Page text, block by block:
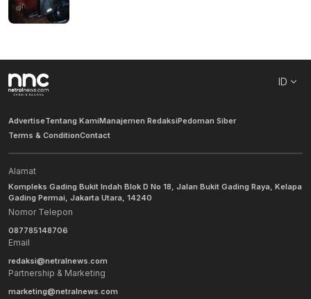
ID
AdvertiseTentang KamiManajemen RedaksiPedoman Siber
Terms & ConditionContact
Alamat
Kompleks Gading Bukit Indah Blok D No 18, Jalan Bukit Gading Raya, Kelapa
Gading Permai, Jakarta Utara, 14240
Nomor Telepon
087785148706
Email
redaksi@netralnews.com
Partnership & Marketing
marketing@netralnews.com